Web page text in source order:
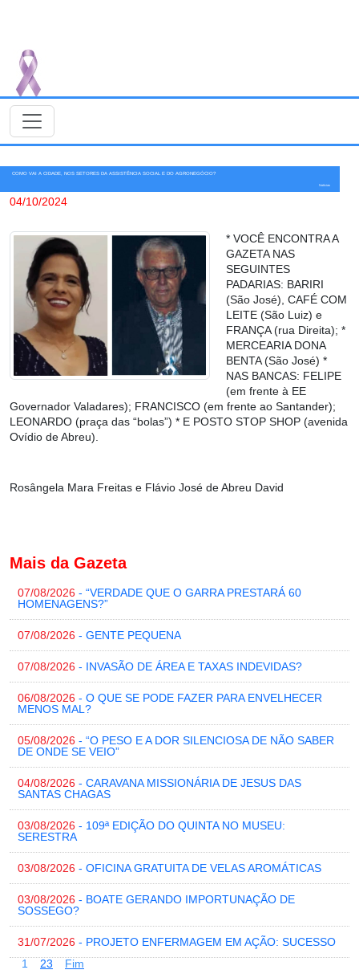
COMO VAI A CIDADE, NOS SETORES DA ASSISTÊNCIA SOCIAL E DO AGRONEGÓCIO?
Notícias
04/10/2024
* VOCÊ ENCONTRA A
GAZETA NAS
SEGUINTES
PADARIAS: BARIRI
(São José), CAFÉ COM
LEITE (São Luiz) e
FRANÇA (rua Direita); *
MERCEARIA DONA
BENTA (São José) *
NAS BANCAS: FELIPE
(em frente à EE
Governador Valadares); FRANCISCO (em frente ao Santander);
LEONARDO (praça das “bolas”) * E POSTO STOP SHOP (avenida
Ovídio de Abreu).
Rosângela Mara Freitas e Flávio José de Abreu David
Mais da Gazeta
07/08/2026 - “VERDADE QUE O GARRA PRESTARÁ 60
HOMENAGENS?”
07/08/2026 - GENTE PEQUENA
07/08/2026 - INVASÃO DE ÁREA E TAXAS INDEVIDAS?
06/08/2026 - O QUE SE PODE FAZER PARA ENVELHECER
MENOS MAL?
05/08/2026 - “O PESO E A DOR SILENCIOSA DE NÃO SABER
DE ONDE SE VEIO”
04/08/2026 - CARAVANA MISSIONÁRIA DE JESUS DAS
SANTAS CHAGAS
03/08/2026 - 109ª EDIÇÃO DO QUINTA NO MUSEU:
SERESTRA
03/08/2026 - OFICINA GRATUITA DE VELAS AROMÁTICAS
03/08/2026 - BOATE GERANDO IMPORTUNAÇÃO DE
SOSSEGO?
31/07/2026 - PROJETO ENFERMAGEM EM AÇÃO: SUCESSO
1
23 Fim